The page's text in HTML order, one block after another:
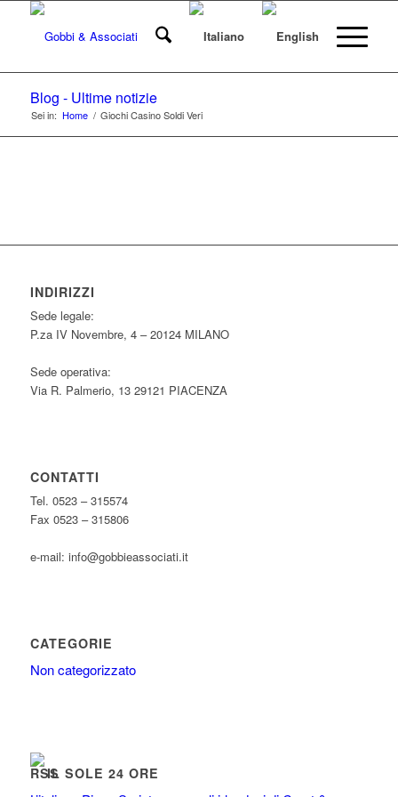
Blog - Ultime notizie
Sei in: Home / Giochi Casino Soldi Veri
INDIRIZZI
Sede legale:
P.za IV Novembre, 4 – 20124 MILANO
Sede operativa:
Via R. Palmerio, 13 29121 PIACENZA
CONTATTI
Tel. 0523 – 315574
Fax 0523 – 315806
e-mail: info@gobbieassociati.it
CATEGORIE
Non categorizzato
IL SOLE 24 ORE